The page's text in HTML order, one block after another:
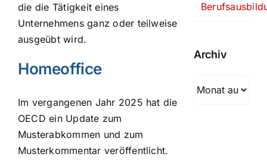
die die Tätigkeit eines
Unternehmens ganz oder teilweise
ausgeübt wird.
Homeoffice
Im vergangenen Jahr 2025 hat die
OECD ein Update zum
Musterabkommen und zum
Musterkommentar veröffentlicht.
Archiv